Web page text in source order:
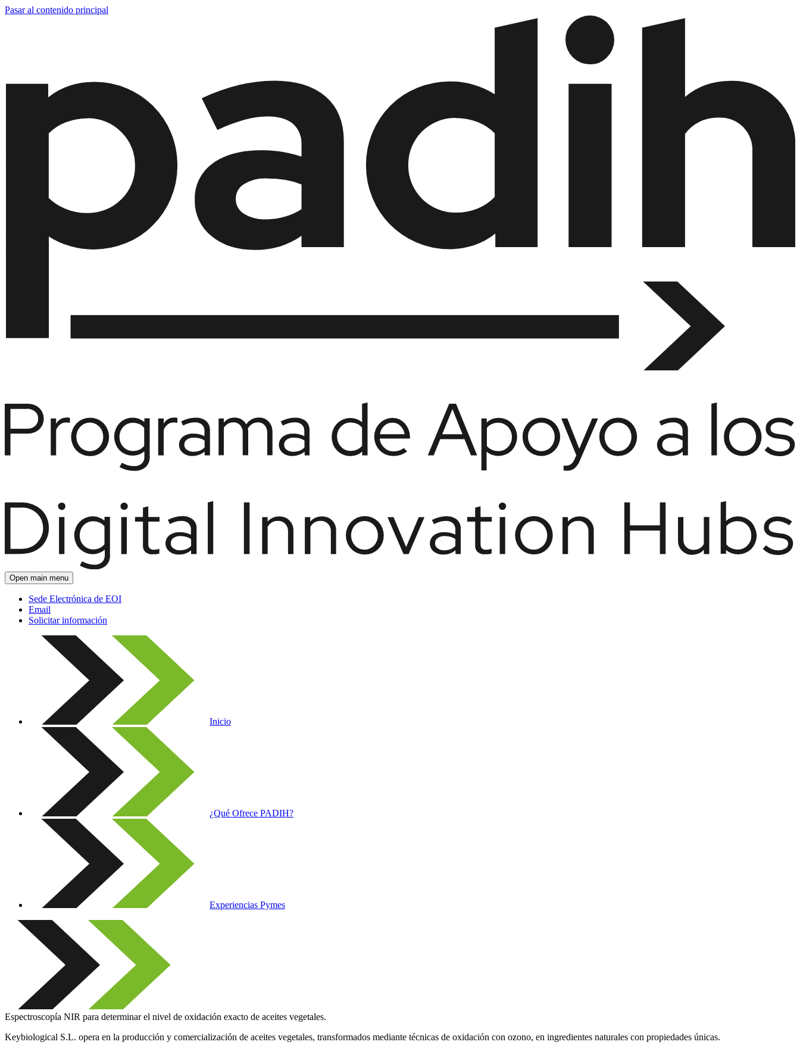
Pasar al contenido principal
Open main menu
Sede Electrónica de EOI
Email
Solicitar información
Inicio
¿Qué Ofrece PADIH?
Experiencias Pymes
Espectroscopía NIR para determinar el nivel de oxidación exacto de aceites vegetales.
Keybiological S.L. opera en la producción y comercialización de aceites vegetales, transformados mediante técnicas de oxidación con ozono, en ingredientes naturales con propiedades únicas.